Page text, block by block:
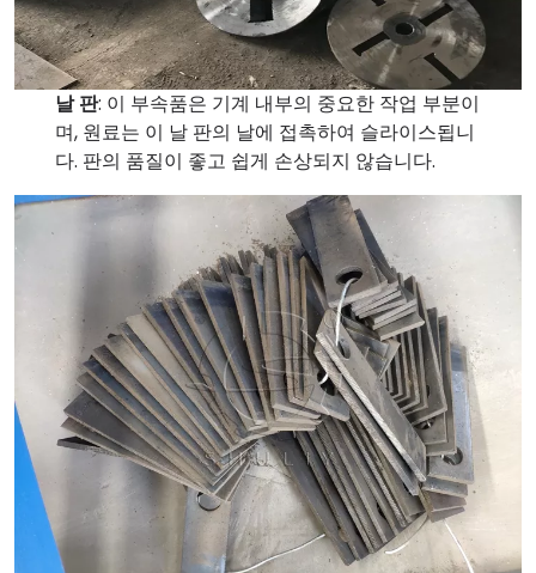
날 판: 이 부속품은 기계 내부의 중요한 작업 부분이
며, 원료는 이 날 판의 날에 접촉하여 슬라이스됩니
다. 판의 품질이 좋고 쉽게 손상되지 않습니다.